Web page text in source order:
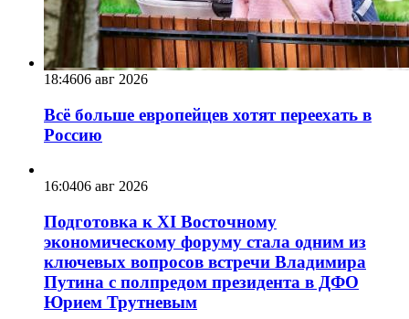
18:4606 авг 2026
Всё больше европейцев хотят переехать в
Россию
16:0406 авг 2026
Подготовка к XI Восточному
экономическому форуму стала одним из
ключевых вопросов встречи Владимира
Путина с полпредом президента в ДФО
Юрием Трутневым